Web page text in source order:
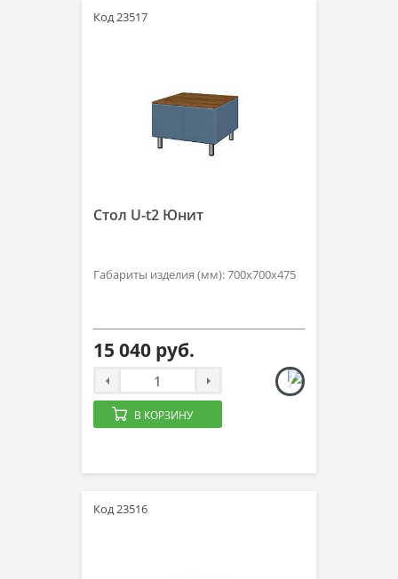
Код 23517
Стол U-t2 Юнит
Габариты изделия (мм): 700х700х475
15 040 руб.
В КОРЗИНУ
Код 23516